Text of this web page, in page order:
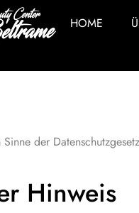
HOME
der
Hinweis